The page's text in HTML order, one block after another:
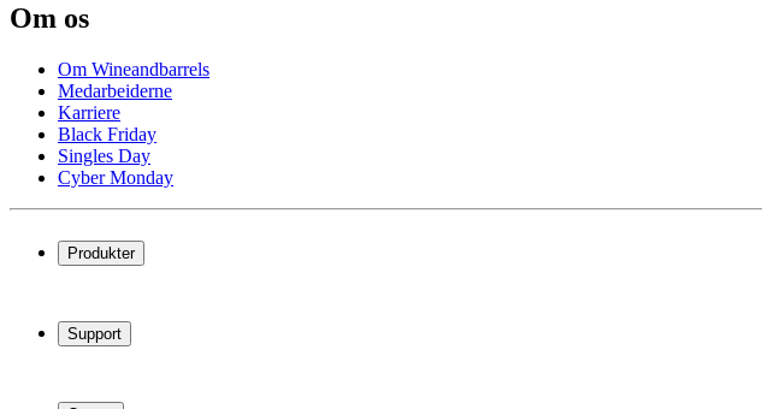
Om os
Om Wineandbarrels
Medarbeiderne
Karriere
Black Friday
Singles Day
Cyber Monday
Produkter
Vinstativ
Vinmøbler
Support
Service